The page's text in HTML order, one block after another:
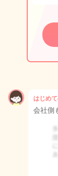
はじめ
会社側